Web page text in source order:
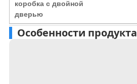
коробка с двойной
дверью
Особенности продукта